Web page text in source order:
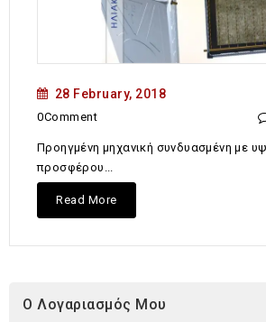
28 February, 2018
0Comment
Προηγμένη μηχανική συνδυασμένη με
προσφέρου...
Read More
O Λογαριασμός Μου